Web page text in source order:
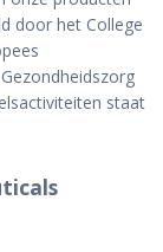
door het College
staat